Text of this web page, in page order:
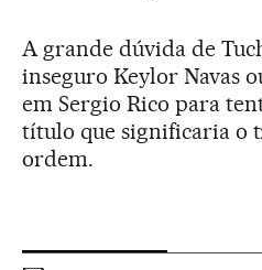
A grande dúvida de
inseguro Keylor Navas
em Sergio Rico para
título que significaria o
ordem.